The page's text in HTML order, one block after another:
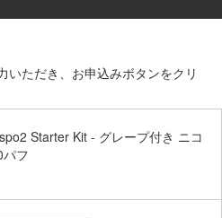
いただき、お申込みボタンをクリ
Starter Kit - グレープ付き ニコ
フ